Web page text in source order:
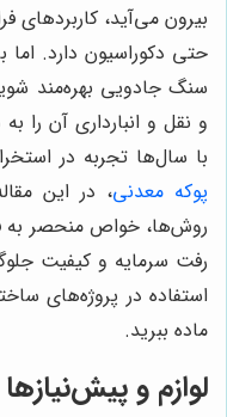
بیرون می‌آید، کاربردهای
حتی دکوراسیون دارد. اما
سنگ جادویی بهره‌مند
و نقل و انبارداری آن را
با سال‌ها تجربه در
پوکه معدنی، در این
روش‌ها، خواص منحصر به
رفت سرمایه و کیفیت
استفاده در پروژه‌های
ماده ببرید.
لوازم و پیش‌نیازها